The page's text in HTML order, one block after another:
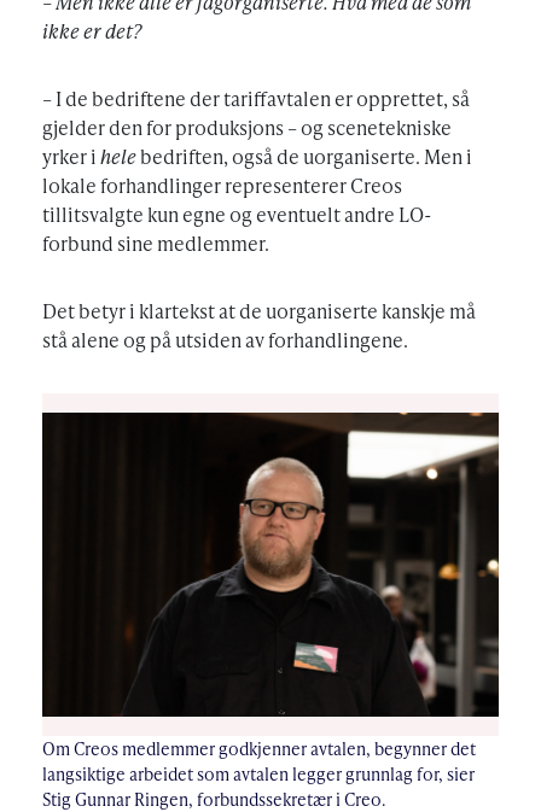
ikke er det?
– I de bedriftene der tariffavtalen er opprettet, så
gjelder den for produksjons – og scenetekniske
yrker ihelebedriften, også de uorganiserte. Men i
lokale forhandlinger representerer Creos
tillitsvalgte kun egne og eventuelt andre LO-
forbund sine medlemmer.
Det betyr i klartekst at de uorganiserte kanskje må
stå alene og på utsiden av forhandlingene.
Om Creos medlemmer godkjenner avtalen, begynner det
langsiktige arbeidet som avtalen legger grunnlag for, sier
Stig Gunnar Ringen, forbundssekretær i Creo.